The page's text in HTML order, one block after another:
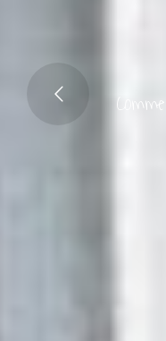
C mme